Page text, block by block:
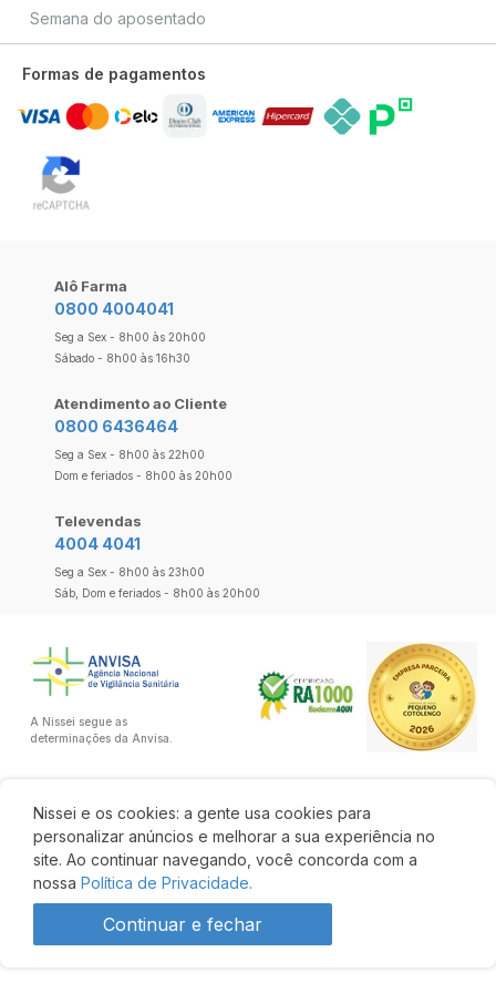
R$ 41,62
Nissei e os cookies: a gente usa cookies para
personalizar anúncios e melhorar a sua experiência no
site. Ao continuar navegando, você concorda com a
nossa Política de Privacidade.
Continuar e fechar
Semana do aposentado
Formas de pagamentos
Alô Farma
0800 4004041
Seg a Sex - 8h00 às 20h00
Sábado - 8h00 às 16h30
Atendimento ao Cliente
0800 6436464
Seg a Sex - 8h00 às 22h00
Dom e feriados - 8h00 às 20h00
Televendas
4004 4041
Seg a Sex - 8h00 às 23h00
Sáb, Dom e feriados - 8h00 às 20h00
A Nissei segue as
determinações da Anvisa.